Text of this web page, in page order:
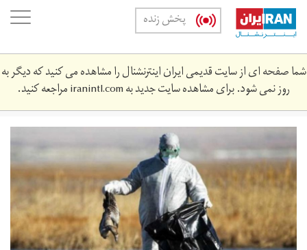
Skip
main
content
پخش زنده
شما صفحه ای از سایت قدیمی ایران اینترنشنال را مشاهده می کنید که دیگر به
روز نمی شود. برای مشاهده سایت جدید بهiranintl.comمراجعه کنید.
ca3fc159-
17aa-
4690-
9a24-
27453ef42247.jpeg